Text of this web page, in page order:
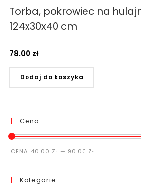
Torba, pokrowiec na
124x30x40 cm
78.00 zł
Dodaj do koszyka
Cena
CENA: 40.00 ZŁ — 90.00 ZŁ
Kategorie